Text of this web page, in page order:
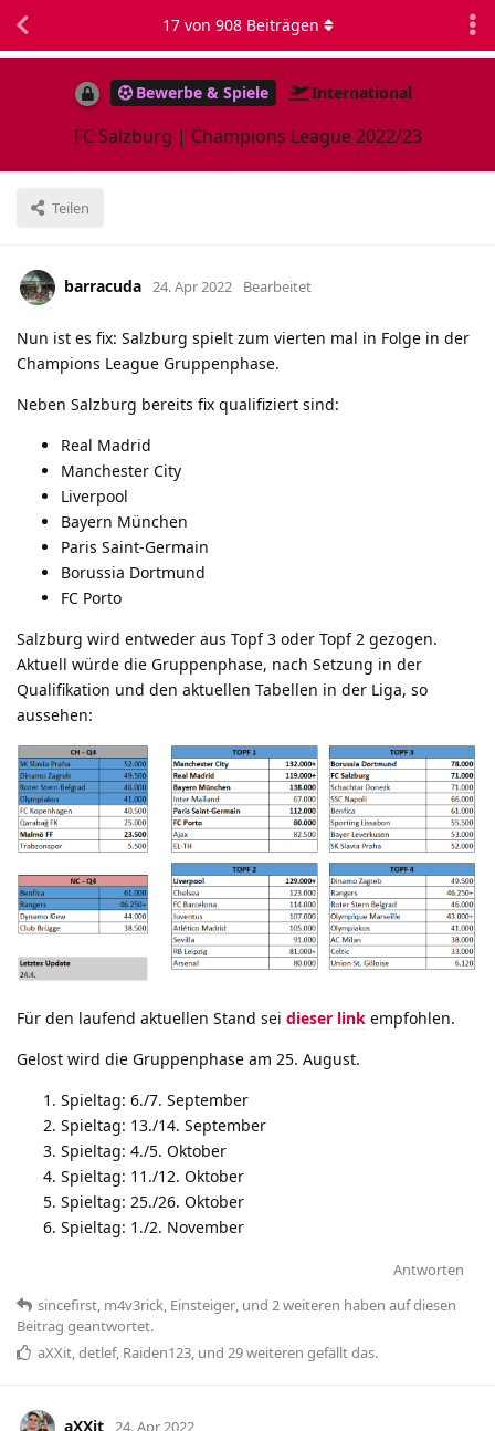
Bewerbe & Spiele International
FC Salzburg | Champions League 2022/23
Teilen
17von 908Beiträgen
barracuda 24. Apr 2022 Bearbeitet
Nun ist es fix: Salzburg spielt zum vierten mal in Folge in der
Champions League Gruppenphase.
Neben Salzburg bereits fix qualifiziert sind:
Real Madrid
Manchester City
Liverpool
Bayern München
Paris Saint-Germain
Borussia Dortmund
FC Porto
Salzburg wird entweder aus Topf 3 oder Topf 2 gezogen.
Aktuell würde die Gruppenphase, nach Setzung in der
Qualifikation und den aktuellen Tabellen in der Liga, so
aussehen:
Für den laufend aktuellen Stand sei dieser link empfohlen.
Gelost wird die Gruppenphase am 25. August.
Spieltag: 6./7. September
Spieltag: 13./14. September
Spieltag: 4./5. Oktober
Spieltag: 11./12. Oktober
Spieltag: 25./26. Oktober
Spieltag: 1./2. November
Antworten
sincefirst, m4v3rick, Einsteiger, und 2weiteren haben auf diesen
Beitrag geantwortet.
aXXit,detlef, Raiden123, und 29weiteren gefällt das.
aXXit 24. Apr 2022